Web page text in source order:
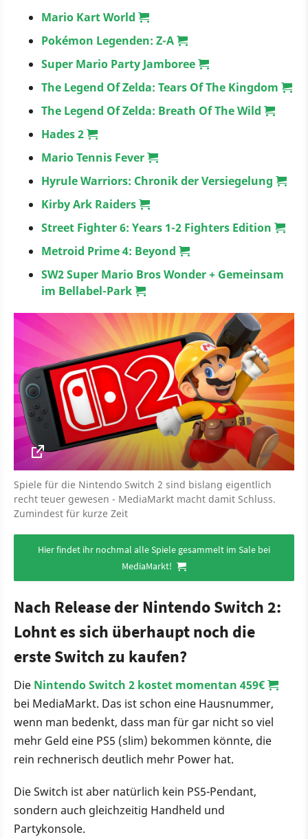
Mario Kart World
Pokémon Legenden: Z-A
Super Mario Party Jamboree
The Legend Of Zelda: Tears Of The Kingdom
The Legend Of Zelda: Breath Of The Wild
Hades 2
Mario Tennis Fever
Hyrule Warriors: Chronik der Versiegelung
Kirby Ark Raiders
Street Fighter 6: Years 1-2 Fighters Edition
Metroid Prime 4: Beyond
SW2 Super Mario Bros Wonder + Gemeinsam
im Bellabel-Park
Spiele für die Nintendo Switch 2 sind bislang eigentlich
recht teuer gewesen - MediaMarkt macht damit Schluss.
Zumindest für kurze Zeit
Hier findet ihr nochmal alle Spiele gesammelt im Sale bei
MediaMarkt!
Nach Release der Nintendo Switch 2:
Lohnt es sich überhaupt noch die
erste Switch zu kaufen?
Die Nintendo Switch 2 kostet momentan 459€
bei MediaMarkt. Das ist schon eine Hausnummer,
wenn man bedenkt, dass man für gar nicht so viel
mehr Geld eine PS5 (slim) bekommen könnte, die
rein rechnerisch deutlich mehr Power hat.
Die Switch ist aber natürlich kein PS5-Pendant,
sondern auch gleichzeitig Handheld und
Partykonsole.